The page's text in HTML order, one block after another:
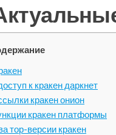
к кракен даркнет
кракен онион
кракен платформы
тор-версии кракен